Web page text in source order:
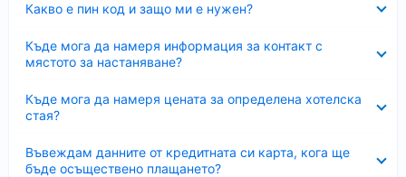
Какво е пин код и защо ми е нужен?
Къде мога да намеря информация за контакт с
мястото за настаняване?
Къде мога да намеря цената за определена хотелска
стая?
Въвеждам данните от кредитната си карта, кога ще
бъде осъществено плащането?